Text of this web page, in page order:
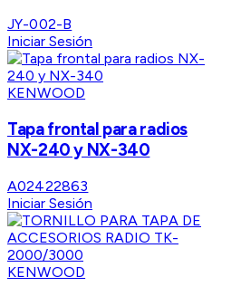
JY-002-B
Iniciar Sesión
KENWOOD
Tapa frontal para radios
NX-240 y NX-340
A02422863
Iniciar Sesión
KENWOOD